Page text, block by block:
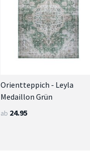
Orientteppich - Leyla
Medaillon Grün
ab 24.95